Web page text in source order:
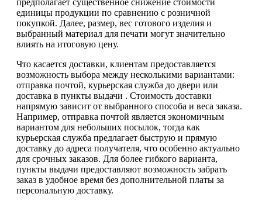
предполагает существенное снижение стоимости
единицы продукции по сравнению с розничной
покупкой. Далее, размер, вес готового изделия и
выбранный материал для печати могут значительно
влиять на итоговую цену.
Что касается доставки, клиентам предоставляется
возможность выбора между несколькими вариантами:
отправка почтой, курьерская служба до двери или
доставка в пункты выдачи . Стоимость доставки
напрямую зависит от выбранного способа и веса заказа.
Например, отправка почтой является экономичным
вариантом для небольших посылок, тогда как
курьерская служба предлагает быструю и прямую
доставку до адреса получателя, что особенно актуально
для срочных заказов. Для более гибкого варианта,
пункты выдачи предоставляют возможность забрать
заказ в удобное время без дополнительной платы за
персональную доставку.